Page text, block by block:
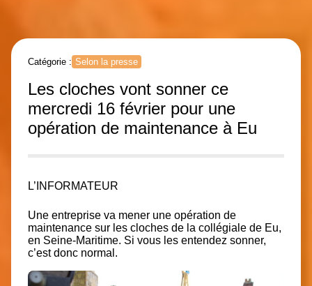
Catégorie : Selon la presse
Les cloches vont sonner ce
mercredi 16 février pour une
opération de maintenance à Eu
L’INFORMATEUR
Une entreprise va mener une opération de
maintenance sur les cloches de la collégiale de Eu,
en Seine-Maritime. Si vous les entendez sonner,
c’est donc normal.